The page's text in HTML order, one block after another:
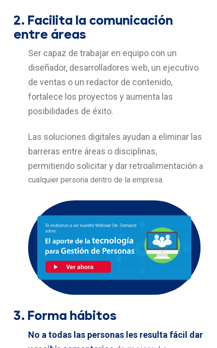
2. Facilita la comunicación
entre áreas
Ser capaz de trabajar en equipo con un
diseñador, desarrolladores web, un ejecutivo
de ventas o un redactor de contenido,
fortalece los proyectos y aumenta las
posibilidades de éxito.
Las soluciones digitales ayudan a eliminar las
barreras entre áreas o disciplinas,
permitiendo solicitar y dar retroalimentación a
cualquier persona dentro de la empresa.
3. Forma hábitos
No a todas las personas les resulta fácil dar